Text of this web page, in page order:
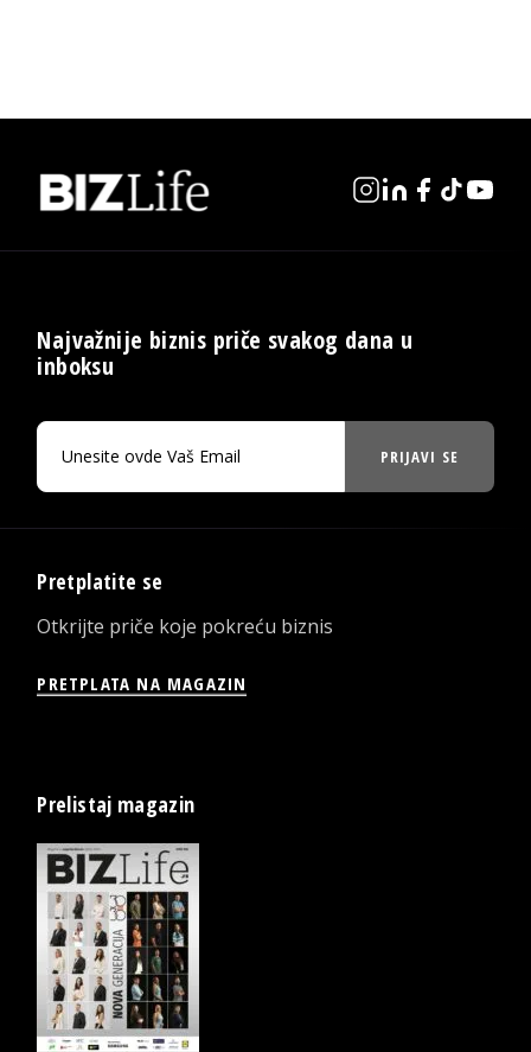
Najvažnije biznis priče svakog dana u
inboksu
PRIJAVI SE
Pretplatite se
Otkrijte priče koje pokreću biznis
PRETPLATA NA MAGAZIN
Prelistaj magazin